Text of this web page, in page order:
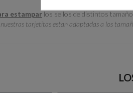
estampar los sellos de distintos
tarjetitas estan adaptadas a los